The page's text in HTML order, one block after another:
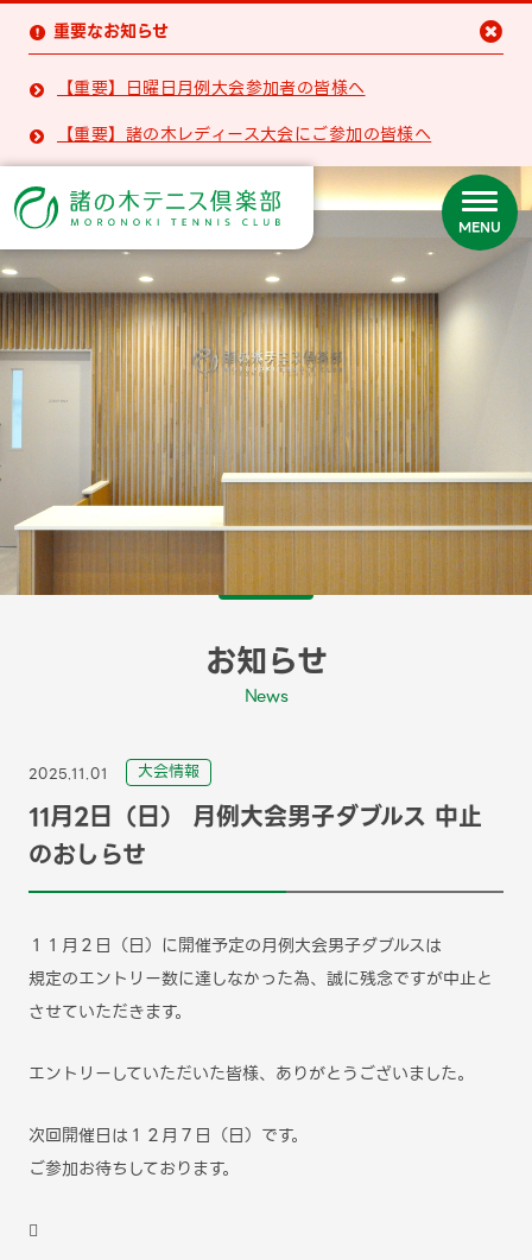
 重要なお知らせ
 【重要】日曜日月例大会参加者の皆様へ
 【重要】諸の木レディース大会にご参加の皆様へ

MENU
お知らせ
News
2025.11.01 ⼤会情報
11月2日（日） 月例大会男子ダブルス 中止
のおしらせ
１１月２日（日）に開催予定の月例大会男子ダブルスは
規定のエントリー数に達しなかった為、誠に残念ですが中止と
させていただきます。
エントリーしていただいた皆様、ありがとうございました。
次回開催日は１２月７日（日）です。
ご参加お待ちしております。
